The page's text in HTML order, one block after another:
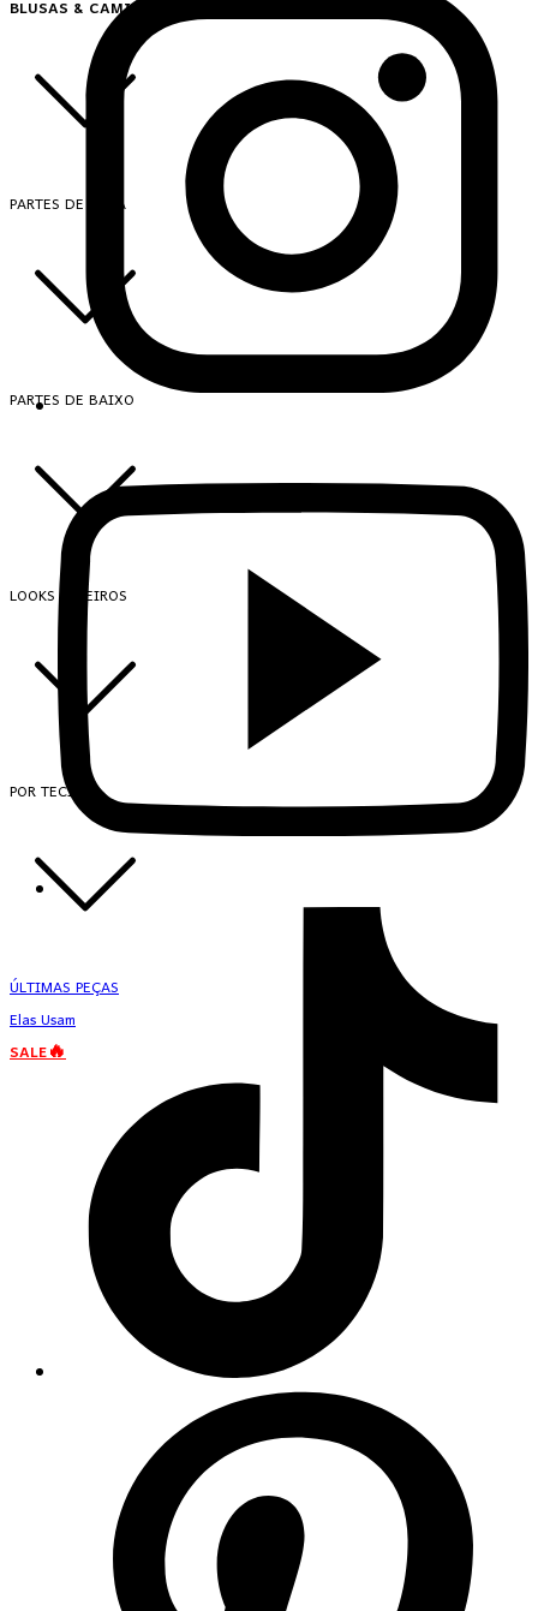
BLUSAS & CAMISAS
PARTES DE CIMA
PARTES DE BAIXO
LOOKS INTEIROS
POR TECIDO
ÚLTIMAS PEÇAS
Elas Usam
SALE🔥